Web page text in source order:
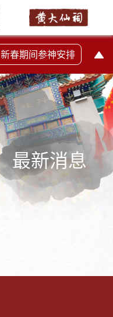
+ -
新春期间参神安排
最新消息